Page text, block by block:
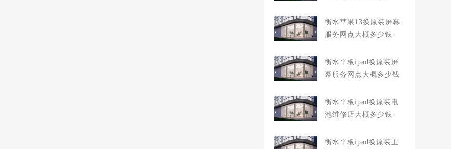
衡水苹果13换原装屏幕
服务网点大概多少钱
衡水平板ipad换原装屏
幕服务网点大概多少钱
衡水平板ipad换原装电
池维修店大概多少钱
衡水平板ipad换原装主